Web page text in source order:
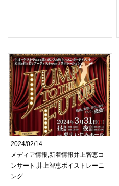
2024/02/14
メディア情報,新着情報井上智恵コ
ンサート,井上智恵ボイストレーニ
ング